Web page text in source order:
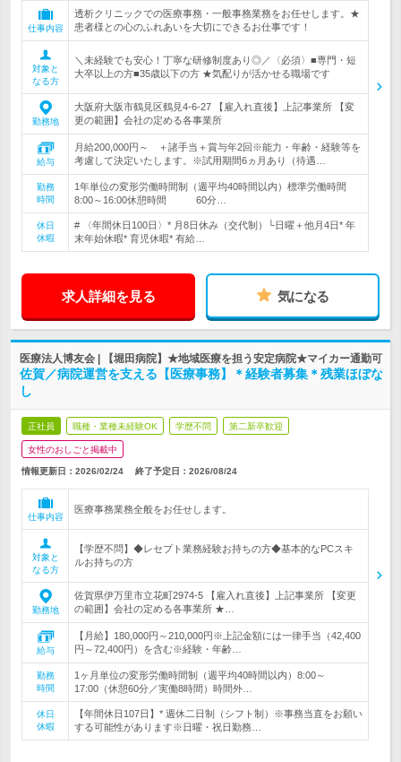
仕事内容
透析クリニックでの医療事務・一般事務業務をお任せします。★
患者様との心のふれあいを大切にできるお仕事です！
対象と
なる方
＼未経験でも安心！丁寧な研修制度あり◎／〈必須〉■専門・短
大卒以上の方■35歳以下の方 ★気配りが活かせる職場です
勤務地
大阪府大阪市鶴見区鶴見4-6-27 【雇入れ直後】上記事業所 【変
更の範囲】会社の定める各事業所
給与
月給200,000円～ ＋諸手当＋賞与年2回※能力・年齢・経験等を
考慮して決定いたします。※試用期間6ヵ月あり（待遇…
勤務
時間
1年単位の変形労働時間制（週平均40時間以内）標準労働時間
8:00～16:00休憩時間 60分…
休日
休暇
# 〈年間休日100日〉* 月8日休み（交代制）└日曜＋他月4日* 年
末年始休暇* 育児休暇* 有給…
求人詳細を見る 気になる
医療法人博友会 | 【堀田病院】★地域医療を担う安定病院★マイカー通勤可
佐賀／病院運営を支える【医療事務】＊経験者募集＊残業ほぼな
し
正社員 職種・業種未経験OK 学歴不問 第二新卒歓迎
女性のおしごと掲載中
情報更新日：2026/02/24 終了予定日： 2026/08/24
仕事内容
医療事務業務全般をお任せします。
対象と
なる方
【学歴不問】◆レセプト業務経験お持ちの方◆基本的なPCスキ
ルお持ちの方
勤務地
佐賀県伊万里市立花町2974-5 【雇入れ直後】上記事業所 【変更
の範囲】会社の定める各事業所 ★…
給与
【月給】180,000円～210,000円※上記金額には一律手当（42,400
円～72,400円）を含む※経験・年齢…
勤務
時間
1ヶ月単位の変形労働時間制（週平均40時間以内）8:00～
17:00（休憩60分／実働8時間）時間外…
休日
休暇
【年間休日107日】* 週休二日制（シフト制）※事務当直をお願い
する可能性があります※日曜・祝日勤務…